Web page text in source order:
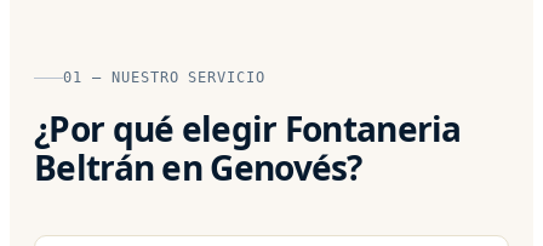
01 — NUESTRO SERVICIO
¿Por qué elegir Fontaneria
Beltrán en Genovés?